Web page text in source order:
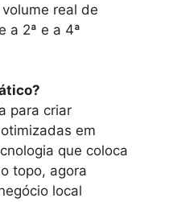
real de
a 2ª e a 4ª
para criar
em
que coloca
topo, agora
local